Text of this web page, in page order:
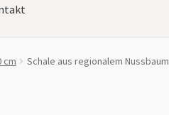
cm Schale aus regionalem Nussbaum